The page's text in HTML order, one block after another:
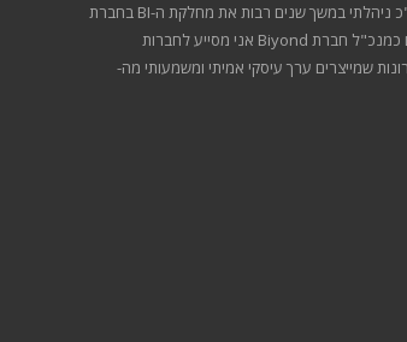
בחברת פנורמה ואח"כ ניהלתי במשך שנים רבות את מחלקת ה-BI בחברת
הביטוח הפניקס. כיום כמנכ"ל חברת Biyond אני מסייע לחברות
שמייצרים ערך עיסקי אמיתי ומשמעותי מה-